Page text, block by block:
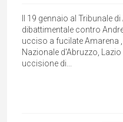
Il 19 gennaio al Tribunale
dibattimentale contro
ucciso a fucilate Amarena
Nazionale d'Abruzzo,
uccisione di...